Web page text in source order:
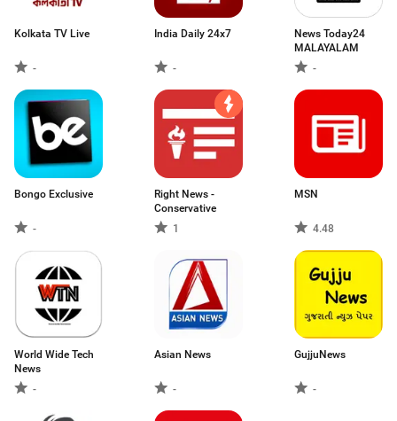
Kolkata TV Live
-
India Daily 24x7
-
News Today24
MALAYALAM
-
Bongo Exclusive
-
Right News -
Conservative
1
MSN
4.48
World Wide Tech
News
-
Asian News
-
GujjuNews
-